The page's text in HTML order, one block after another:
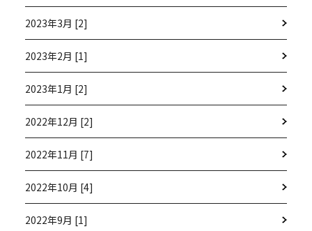
2023年3月 [2]
2023年2月 [1]
2023年1月 [2]
2022年12月 [2]
2022年11月 [7]
2022年10月 [4]
2022年9月 [1]